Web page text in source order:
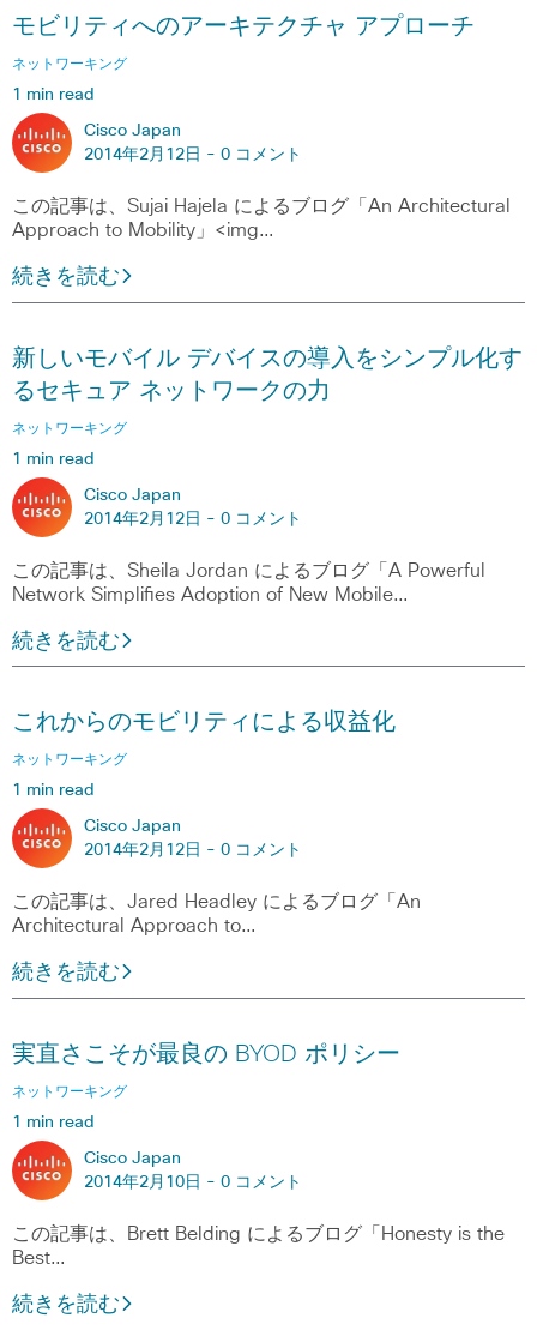
モビリティへのアーキテクチャ アプローチ
ネットワーキング
1 min read
Cisco Japan
2014年2月12日 - 0 コメント
この記事は、Sujai Hajela によるブログ「An Architectural
Approach to Mobility」<img…
続きを読む
新しいモバイル デバイスの導入をシンプル化す
るセキュア ネットワークの力
ネットワーキング
1 min read
Cisco Japan
2014年2月12日 - 0 コメント
この記事は、Sheila Jordan によるブログ「A Powerful
Network Simplifies Adoption of New Mobile…
続きを読む
これからのモビリティによる収益化
ネットワーキング
1 min read
Cisco Japan
2014年2月12日 - 0 コメント
この記事は、Jared Headley によるブログ「An
Architectural Approach to…
続きを読む
実直さこそが最良の BYOD ポリシー
ネットワーキング
1 min read
Cisco Japan
2014年2月10日 - 0 コメント
この記事は、Brett Belding によるブログ「Honesty is the
Best…
続きを読む